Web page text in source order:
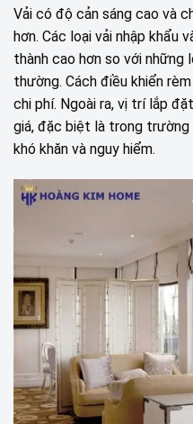
Vải có độ cản sáng cao và
hơn. Các loại vải nhập khẩu
thành cao hơn so với những
thường. Cách điều khiển
chi phí. Ngoài ra, vị trí lắp
giá, đặc biệt là trong
khó khăn và nguy hiểm.